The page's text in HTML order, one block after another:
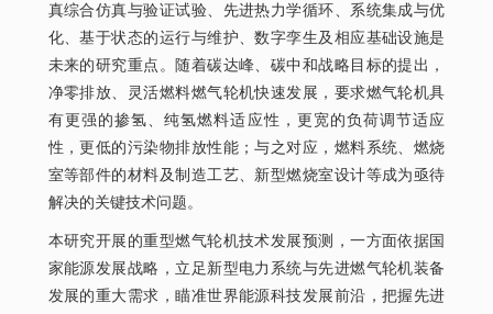
真综合仿真与验证试验、先进热力学循环、系统集成与优
化、基于状态的运行与维护、数字孪生及相应基础设施是
未来的研究重点。随着碳达峰、碳中和战略目标的提出，
净零排放、灵活燃料燃气轮机快速发展，要求燃气轮机具
有更强的掺氢、纯氢燃料适应性，更宽的负荷调节适应
性，更低的污染物排放性能；与之对应，燃料系统、燃烧
室等部件的材料及制造工艺、新型燃烧室设计等成为亟待
解决的关键技术问题。
本研究开展的重型燃气轮机技术发展预测，一方面依据国
家能源发展战略，立足新型电力系统与先进燃气轮机装备
发展的重大需求，瞄准世界能源科技发展前沿，把握先进